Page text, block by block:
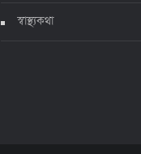
স্বাস্থ্যকথা